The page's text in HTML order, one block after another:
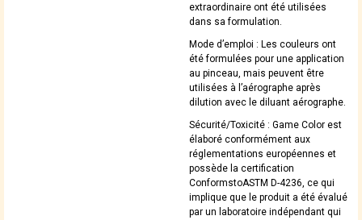
extraordinaire ont été utilisées
dans sa formulation.
Mode d’emploi : Les couleurs ont
été formulées pour une application
au pinceau, mais peuvent être
utilisées à l’aérographe après
dilution avec le diluant aérographe.
Sécurité/Toxicité : Game Color est
élaboré conformément aux
réglementations européennes et
possède la certification
ConformstoASTM D-4236, ce qui
implique que le produit a été évalué
par un laboratoire indépendant qui